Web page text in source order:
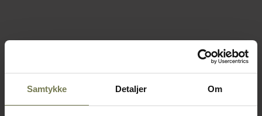
Samtykke Detaljer Om